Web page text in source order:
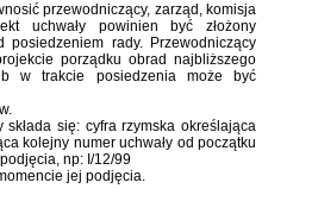
przewodniczący, zarząd, komisja
uchwały powinien być złożony
rady. Przewodniczący
porządku obrad najbliższego
w trakcie posiedzenia może być
się: cyfra rzymska określająca
kolejny numer uchwały od początku
np: I/12/99
jej podjęcia.